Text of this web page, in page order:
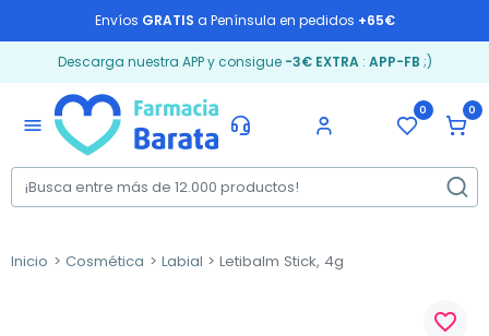
Envíos GRATIS a Península en pedidos +65€
Descarga nuestra APP y consigue -3€ EXTRA: APP-FB ;)
menu
0 0
Inicio Cosmética Labial Letibalm Stick, 4g
favorite_border